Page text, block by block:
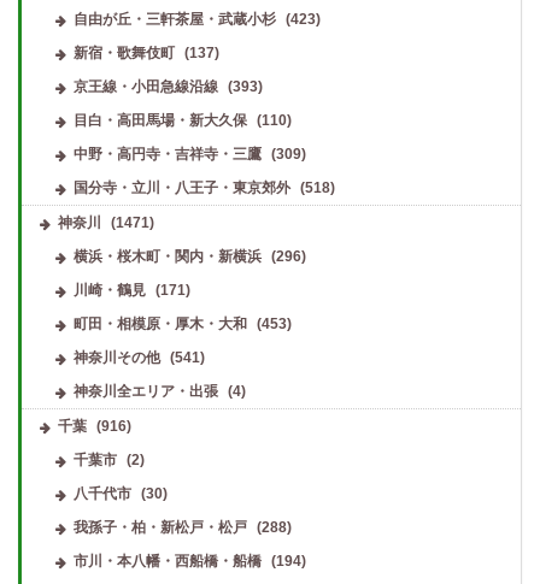
自由が丘・三軒茶屋・武蔵小杉
(423)
新宿・歌舞伎町
(137)
京王線・小田急線沿線
(393)
目白・高田馬場・新大久保
(110)
中野・高円寺・吉祥寺・三鷹
(309)
国分寺・立川・八王子・東京郊外
(518)
神奈川
(1471)
横浜・桜木町・関内・新横浜
(296)
川崎・鶴見
(171)
町田・相模原・厚木・大和
(453)
神奈川その他
(541)
神奈川全エリア・出張
(4)
千葉 (916)
千葉市
(2)
八千代市
(30)
我孫子・柏・新松戸・松戸
(288)
市川・本八幡・西船橋・船橋
(194)